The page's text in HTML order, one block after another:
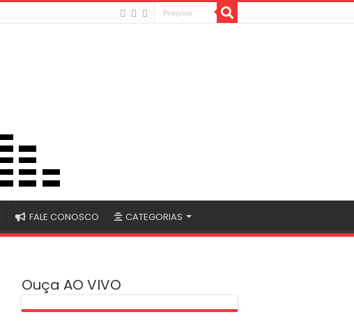
FALE CONOSCO CATEGORIAS
Ouça AO VIVO